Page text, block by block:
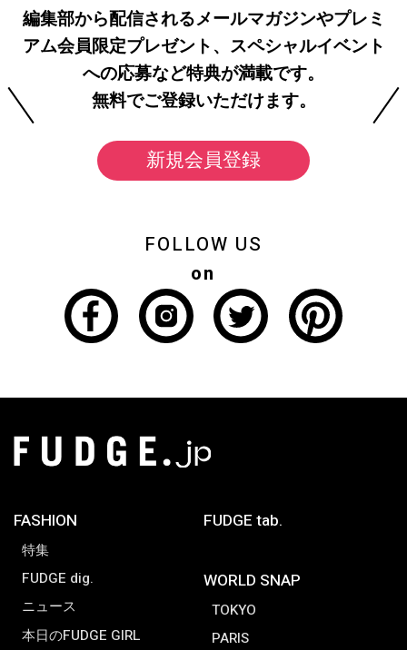
編集部から配信されるメールマガジンやプレミ
アム会員限定プレゼント、スペシャルイベント
への応募など特典が満載です。
無料でご登録いただけます。
新規会員登録
FOLLOW US
on
FASHION
特集
FUDGE dig.
ニュース
本日のFUDGE GIRL
FUDGE tab.
WORLD SNAP
TOKYO
PARIS